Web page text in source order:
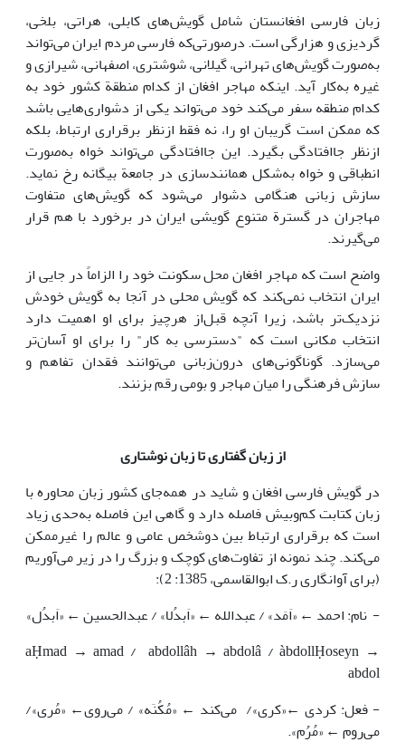
زبان فارسی افغانستان شامل گویش‌های کابلی، هراتی، بلخی،
گردیزی و هزارگی است. درصورتی‌که فارسی مردم ایران می‌تواند
به‌صورت گویش‌های تهرانی، گیلانی، شوشتری، اصفهانی، شیرازی و
غیره به‌کار آید. اینکه مهاجر افغان از کدام منطقة کشور خود به
کدام منطقه سفر می‌کند خود می‌تواند یکی از دشواری‌هایی باشد
که ممکن است گریبان او را، نه فقط ازنظر برقراری ارتباط، بلکه
ازنظر جاافتادگی بگیرد. این جاافتادگی می‌تواند خواه به‌صورت
انطباقی و خواه به‌شکل همانندسازی در جامعة بیگانه رخ نماید.
سازش زبانی هنگامی دشوار می‌شود که ‌گویش‌های متفاوت
مهاجران در گسترة متنوع گویشی ایران در برخورد با هم قرار
می‌گیرند.
واضح است که مهاجر افغان محل سکونت خود را الزاماً در جایی از
ایران انتخاب نمی‌کند که گویش محلی در آنجا به گویش خودش
نزدیک‌تر باشد، زیرا آنچه قبل‌از هرچیز برای او اهمیت دارد
انتخاب مکانی است که "دسترسی به کار" را برای او آسان‌تر
می‌سازد. گوناگونی‌های درون‌زبانی می‌توانند فقدان تفاهم و
سازش فرهنگی را میان مهاجر و بومی رقم بزنند.
از زبان گفتاری تا زبان نوشتاری
در گویش فارسی افغان و شاید در همه‌جای کشور زبان محاوره با
زبان کتابت کم‌وبیش فاصله دارد و گاهی این فاصله به‌حدی زیاد
است که برقراری ارتباط بین دوشخص عامی و عالم را غیرممکن
می‌کند. چند نمونه از تفاوت‌های کوچک و بزرگ را در زیر می‌آوریم
(برای آوانگاری ر.ک ابوالقاسمی، 1385: 2):
- نام: احمد ← «اَمَد» / عبدالله ← «اَبدُلا» / عبدالحسین ← «اَبدُل»
aḤmad → amad / abdollâh → abdolâ / àbdollḤoseyn →
abdol
- فعل: کردی ←«کری»/ می‌کند ← «مُکُنَه» / می‌روی← «مُری»/
می‌روم ← «مُرُم».